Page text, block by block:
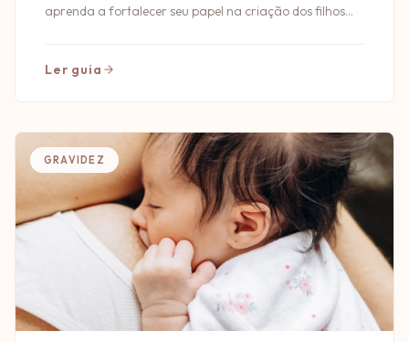
aprenda a fortalecer seu papel na criação dos filhos
Ler guia
GRAVIDEZ